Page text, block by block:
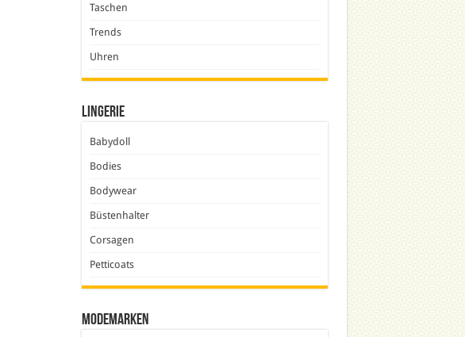
Taschen
Trends
Uhren
Lingerie
Babydoll
Bodies
Bodywear
Büstenhalter
Corsagen
Petticoats
Modemarken